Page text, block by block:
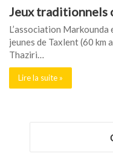
Jeux traditionnels
L’association
jeunes de Taxlent (60 km
Thaziri…
Lire la suite »